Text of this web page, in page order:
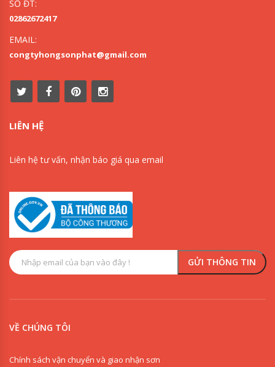
SỐ ĐT:
02862672417
EMAIL:
congtyhongsonphat@gmail.com
LIÊN HỆ
Liên hệ tư vấn, nhận báo giá qua email
VỀ CHÚNG TÔI
Chính sách vận chuyển và giao nhận sơn